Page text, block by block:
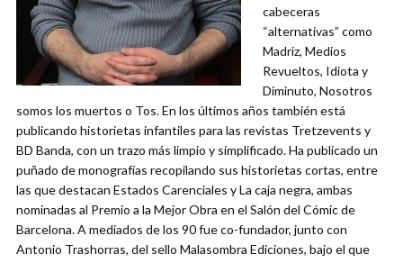
cabeceras
“alternativas” como
Madriz, Medios
Revueltos, Idiota y
Diminuto, Nosotros
somos los muertos o Tos. En los últimos años también está
publicando historietas infantiles para las revistas Tretzevents y
BD Banda, con un trazo más limpio y simplificado. Ha publicado un
puñado de monografías recopilando sus historietas cortas, entre
las que destacan Estados Carenciales y La caja negra, ambas
nominadas al Premio a la Mejor Obra en el Salón del Cómic de
Barcelona. A mediados de los 90 fue co-fundador, junto con
Antonio Trashorras, del sello Malasombra Ediciones, bajo el que